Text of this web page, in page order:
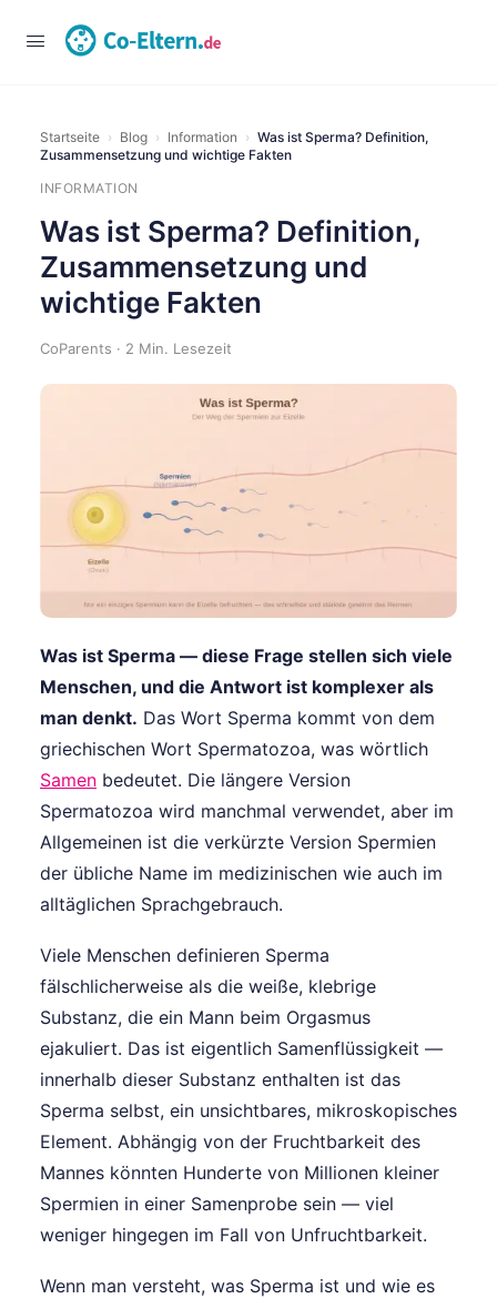
Startseite › Blog › Information › Was ist Sperma? Definition,
Zusammensetzung und wichtige Fakten
INFORMATION
Was ist Sperma? Definition,
Zusammensetzung und
wichtige Fakten
CoParents · 2 Min. Lesezeit
Was ist Sperma — diese Frage stellen sich viele
Menschen, und die Antwort ist komplexer als
man denkt. Das Wort Sperma kommt von dem
griechischen Wort Spermatozoa, was wörtlich
Samen bedeutet. Die längere Version
Spermatozoa wird manchmal verwendet, aber im
Allgemeinen ist die verkürzte Version Spermien
der übliche Name im medizinischen wie auch im
alltäglichen Sprachgebrauch.
Viele Menschen definieren Sperma
fälschlicherweise als die weiße, klebrige
Substanz, die ein Mann beim Orgasmus
ejakuliert. Das ist eigentlich Samenflüssigkeit —
innerhalb dieser Substanz enthalten ist das
Sperma selbst, ein unsichtbares, mikroskopisches
Element. Abhängig von der Fruchtbarkeit des
Mannes könnten Hunderte von Millionen kleiner
Spermien in einer Samenprobe sein — viel
weniger hingegen im Fall von Unfruchtbarkeit.
Wenn man versteht, was Sperma ist und wie es